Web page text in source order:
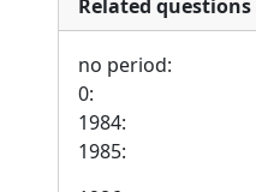
Related questions
no period:
0:
1984:
1985: